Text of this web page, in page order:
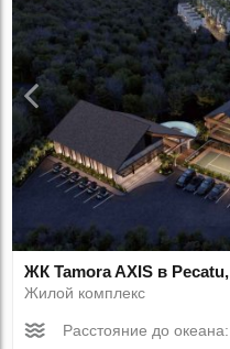
ЖК Tamora AХIS в
Жилой комплекс
Расстояние до океана: